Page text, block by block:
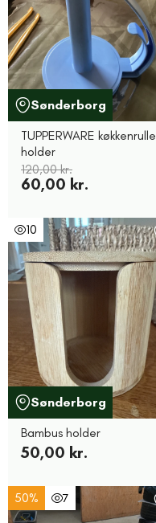
Sønderborg
TUPPERWARE køkkenrulle
holder
120,00 kr.
60,00 kr.
10
Sønderborg
Bambus holder
50,00 kr.
50% 7